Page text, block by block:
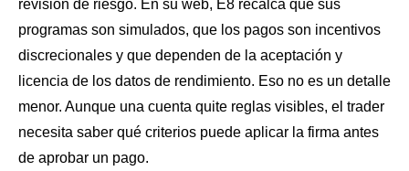
revisión de riesgo. En su web, E8 recalca que sus
programas son simulados, que los pagos son incentivos
discrecionales y que dependen de la aceptación y
licencia de los datos de rendimiento. Eso no es un detalle
menor. Aunque una cuenta quite reglas visibles, el trader
necesita saber qué criterios puede aplicar la firma antes
de aprobar un pago.